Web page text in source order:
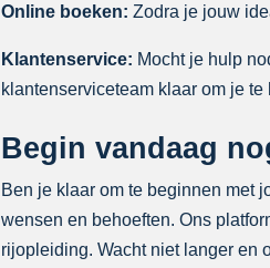
Online boeken: Zodra je jouw
Klantenservice: Mocht je hulp
klantenserviceteam klaar om je te
Begin vandaag
Ben je klaar om te beginnen met
wensen en behoeften. Ons
rijopleiding. Wacht niet langer en